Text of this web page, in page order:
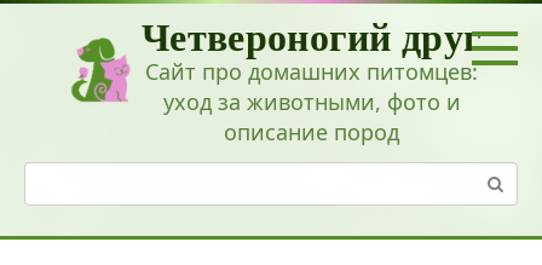
Перейти
Четвероногий друг
Сайт про домашних питомцев:
уход за животными, фото и
описание пород
Поиск: